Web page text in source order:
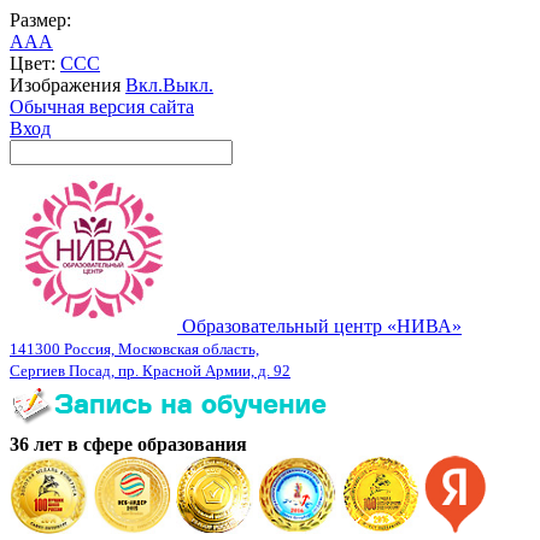
Размер:
AAA
Цвет: CCC
Изображения Вкл.Выкл.
Обычная версия сайта
Вход
Образовательный центр «НИВА»
141300 Россия, Московская область,
Сергиев Посад, пр. Красной Армии, д. 92
36 лет в сфере образования